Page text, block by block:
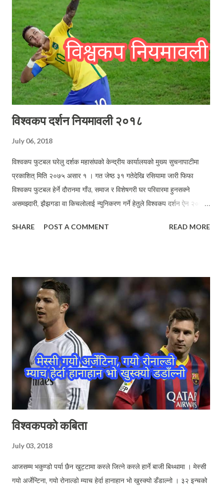
विश्वकप दर्शन नियमावली २०१८
July 06, 2018
विश्वकप फुटबल घरेलु दर्शक महासंघको केन्द्रीय कार्यालयको मुख्य सुचनापाटीमा
प्रकाशित् मिति २०७५ असार १ । गत जेष्ठ ३१ गतेदेखि रसियामा जारी फिफा
विश्वकप फुटबल हेर्ने दौरानमा गाँउ, समाज र विशेषगरी घर परिवारमा हुनसक्ने
असमझ्दारी, झैझगडा वा किचलोलाई न्युनिकरण गर्ने हेतुले विश्वकप दर्शन ऐन २०१४
हेर्ने वातावरण श्रीजनार्थ विश्वकप दर्शन नियमावली सार्वजनिक गर्न वान्छनीय भएकोले
SHARE POST A COMMENT READ MORE
विश्वकपको कबिता
July 03, 2018
आजसम्म भकुण्डो पर्या छैन खुट्टामा कस्ले जित्ने कस्ले हार्ने बाजी बिथ्थामा । मेस्सी
गयो अर्जेन्टिना, गयो रोनाल्डो म्याच हेर्दा हानाहान भो खुस्क्यो डँडाल्नो । ३२ इन्चको